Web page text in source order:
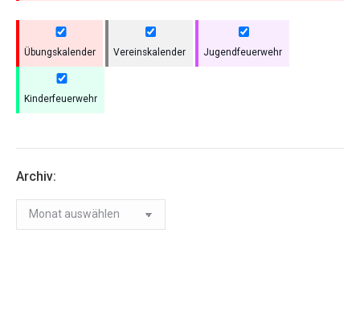
Übungskalender Vereinskalender Jugendfeuerwehr
Kinderfeuerwehr
Archiv:
Archiv: